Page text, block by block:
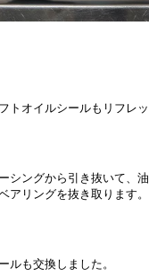
トオイルシールもリフレッ
シングから引き抜いて、
アリングを抜き取ります。
ルも交換しました。